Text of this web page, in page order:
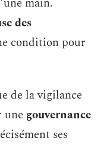
des
condition pour
de la vigilance
une gouvernance
ses